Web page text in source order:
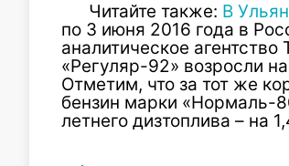
Читайте также: В
по 3 июня 2016 года в
аналитическое
«Регуляр-92» возросли
Отметим, что за тот же
бензин марки «Нормаль-
летнего дизтоплива – на